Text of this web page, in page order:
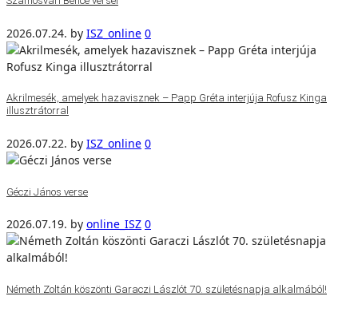
2026.07.24. by ISZ_online 0
Akrilmesék, amelyek hazavisznek – Papp Gréta interjúja Rofusz Kinga
illusztrátorral
2026.07.22. by ISZ_online 0
Géczi János verse
2026.07.19. by online_ISZ 0
Németh Zoltán köszönti Garaczi Lászlót 70. születésnapja alkalmából!